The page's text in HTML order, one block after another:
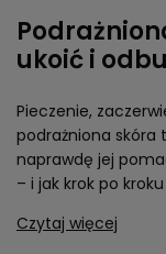
ukoić i
Pieczenie,
podrażniona skóra
naprawdę jej
– i jak krok po
Czytaj więcej